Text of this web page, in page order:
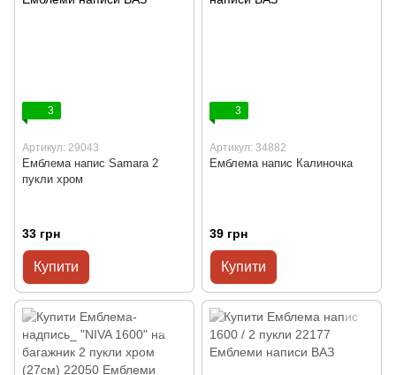
3
Артикул: 29043
Емблема напис Samara 2
пукли хром
33 грн
Купити
3
Артикул: 34882
Емблема напис Калиночка
39 грн
Купити